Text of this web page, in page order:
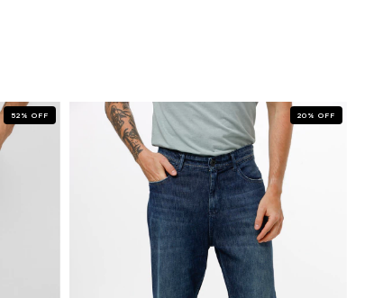
52 % OFF 20 % OFF